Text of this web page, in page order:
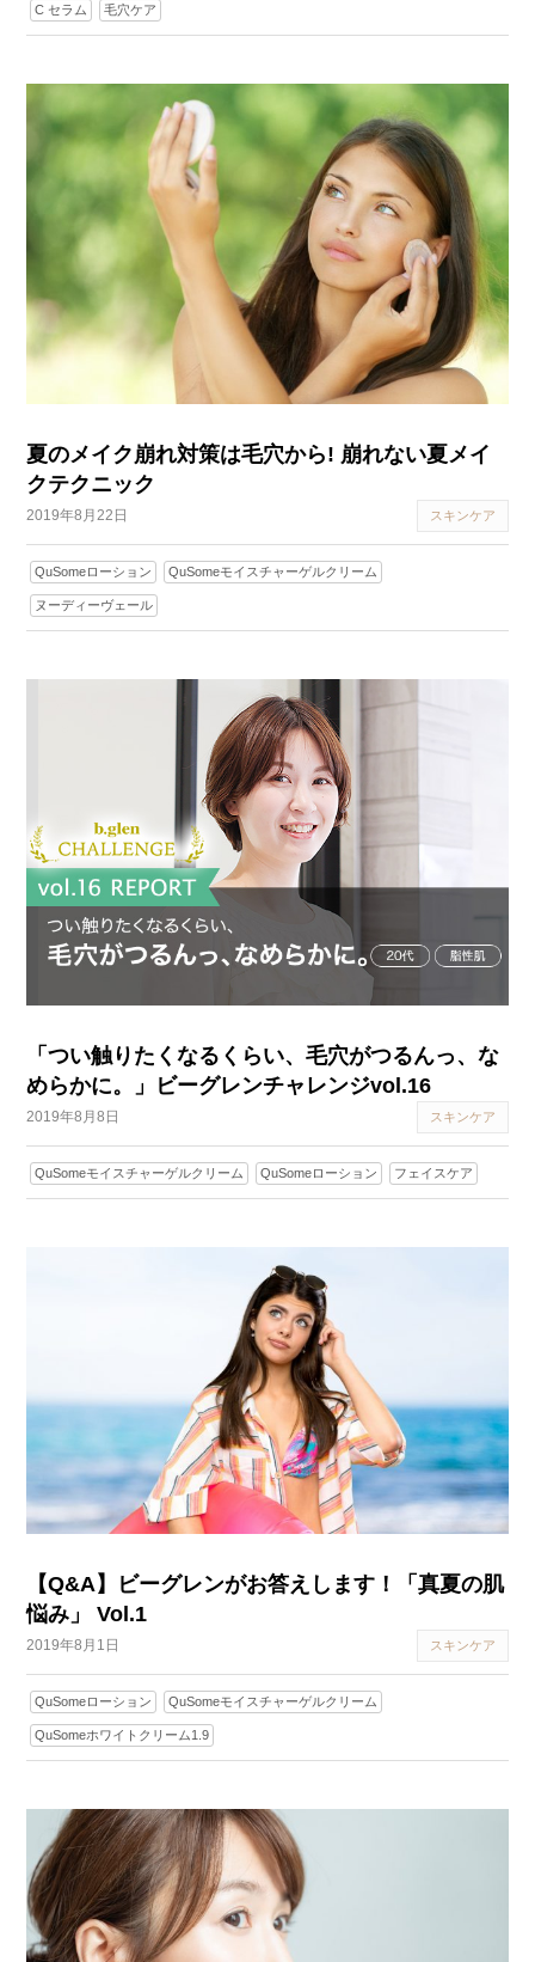
C セラム 毛穴ケア
夏のメイク崩れ対策は毛穴から! 崩れない夏メイ
クテクニック
2019年8月22日 スキンケア
QuSomeローション QuSomeモイスチャーゲルクリーム
ヌーディーヴェール
「つい触りたくなるくらい、毛穴がつるんっ、な
めらかに。」ビーグレンチャレンジvol.16
2019年8月8日 スキンケア
QuSomeモイスチャーゲルクリーム QuSomeローション フェイスケア
【Q&A】ビーグレンがお答えします！「真夏の肌
悩み」 Vol.1
2019年8月1日 スキンケア
QuSomeローション QuSomeモイスチャーゲルクリーム
QuSomeホワイトクリーム1.9